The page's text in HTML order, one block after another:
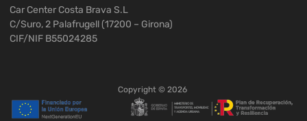
Car Center Costa Brava S.L
C/Suro, 2 Palafrugell (17200 – Girona)
CIF/NIF B55024285
Copyright © 2026